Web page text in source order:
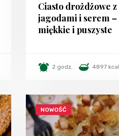
Ciasto drożdżowe z
jagodami i serem –
miękkie i puszyste
2 godz. 4897 kcal
NOWOŚĆ